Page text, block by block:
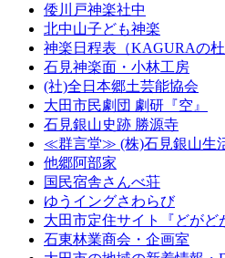
倭川戸神楽社中
北中山子ども神楽
神楽日程表（KAGURAの杜
石見神楽面・小林工房
(社)全日本郷土芸能協会
大田市民劇団 劇研『空』
石見銀山史跡 勝源寺
≪群言堂≫ (株)石見銀山生
他郷阿部家
国民宿舎さんべ荘
ゆうイングさわらび
大田市定住サイト『どがど
石東林業商会・企画室